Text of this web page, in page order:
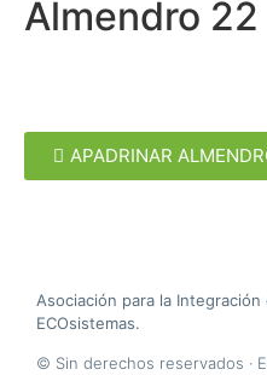
Almendro 22
APADRINAR
Asociación para la Integración
ECOsistemas.
© Sin derechos reservados ·